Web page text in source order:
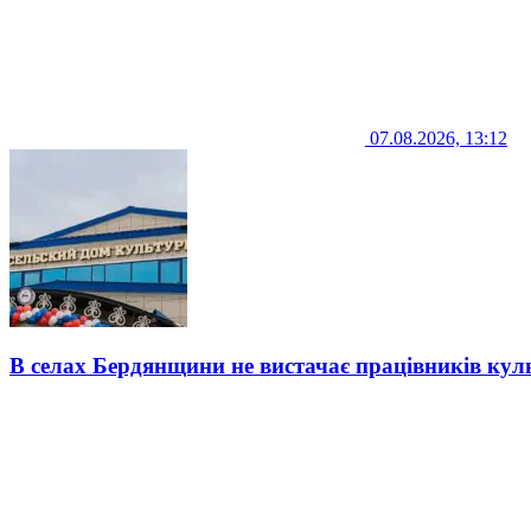
07.08.2026, 13:12
В селах Бердянщини не вистачає працівників